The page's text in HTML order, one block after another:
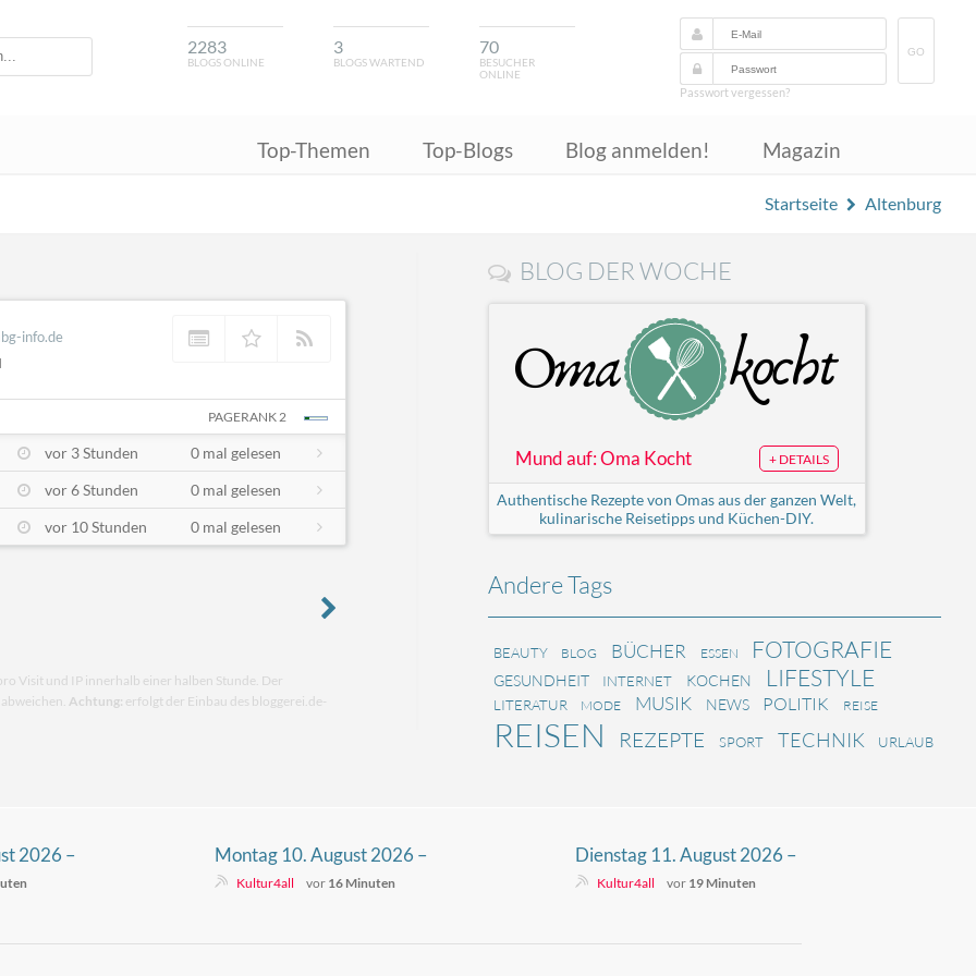
2283
BLOGS ONLINE
3
BLOGS WARTEND
70
BESUCHER
ONLINE
GO
Passwort vergessen?
Top-Themen Top-Blogs Blog anmelden! Magazin
Startseite Altenburg
info.de
PAGERANK 2
vor 3 Stunden
0 mal gelesen
vor 6 Stunden
0 mal gelesen
vor 10 Stunden 0 mal gelesen
Visit und IP innerhalb einer halben Stunde. Der
Achtung: erfolgt der Einbau des bloggerei.de-
BLOG DER WOCHE
Mund auf: Oma Kocht + DETAILS
Authentische Rezepte von Omas aus der ganzen Welt,
kulinarische Reisetipps und Küchen-DIY.
Andere Tags
BEAUTY BLOG BÜCHER ESSEN FOTOGRAFIE
GESUNDHEIT INTERNET KOCHEN LIFESTYLE
LITERATUR MODE MUSIK NEWS POLITIK REISE
REISEN REZEPTE SPORT TECHNIK URLAUB
2026 –
Kinder
Montag 10. August 2026 –
Fernsehprogramm für Kinder
Kultur4all vor 16 Minuten
Dienstag 11. August 2026 –
Fernsehprogramm
Kultur4all vor 19 Minuten